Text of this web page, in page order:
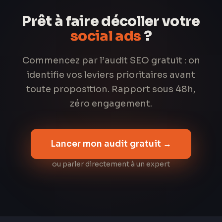
Prêt à faire décoller votre
social ads ?
Commencez par l’audit SEO gratuit : on
identifie vos leviers prioritaires avant
toute proposition. Rapport sous 48h,
zéro engagement.
Lancer mon audit gratuit →
ou parler directement à un expert